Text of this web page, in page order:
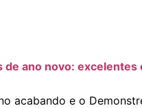
de ano novo: excelentes
acabando e o